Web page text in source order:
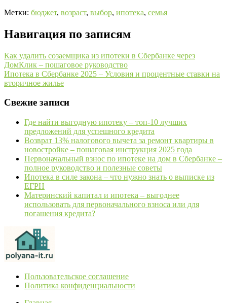
Метки: бюджет, возраст, выбор, ипотека, семья
Навигация по записям
Как удалить созаемщика из ипотеки в Сбербанке через
ДомКлик – пошаговое руководство
Ипотека в Сбербанке 2025 – Условия и процентные ставки на
вторичное жилье
Свежие записи
Где найти выгодную ипотеку – топ-10 лучших
предложений для успешного кредита
Возврат 13% налогового вычета за ремонт квартиры в
новостройке – пошаговая инструкция 2025 года
Первоначальный взнос по ипотеке на дом в Сбербанке –
полное руководство и полезные советы
Ипотека в силе закона – что нужно знать о выписке из
ЕГРН
Материнский капитал и ипотека – выгоднее
использовать для первоначального взноса или для
погашения кредита?
Пользовательское соглашение
Политика конфиденциальности